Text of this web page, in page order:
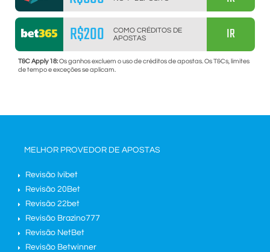
R$200
COMO CRÉDITOS DE
APOSTAS
IR
T&C Apply 18:Os ganhos excluem o uso de créditos de apostas. Os T&Cs, limites
de tempo e exceções se aplicam.
MELHOR PROVEDOR DE APOSTAS
Revisão Ivibet
Revisão 20Bet
Revisão 22bet
Revisão Brazino777
Revisão NetBet
Revisão Betwinner